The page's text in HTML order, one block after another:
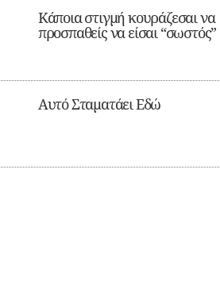
Κάποια στιγμή κουράζεσαι να
προσπαθείς να είσαι “σωστός”
Αυτό Σταματάει Εδώ